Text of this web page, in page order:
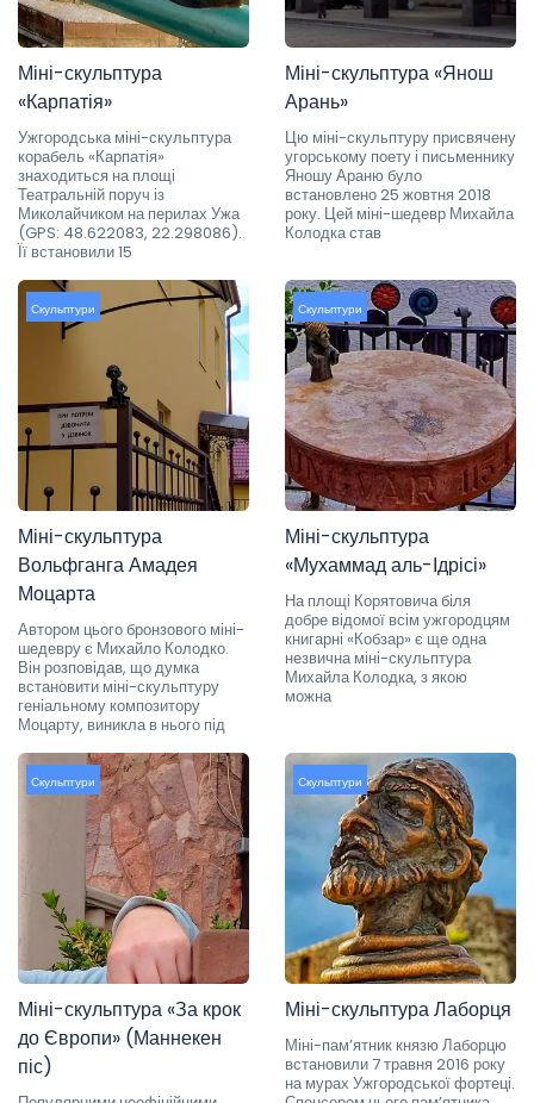
Міні-скульптура
«Карпатія»
Ужгородська міні-скульптура
корабель «Карпатія»
знаходиться на площі
Театральній поруч із
Миколайчиком на перилах Ужа
(GPS: 48.622083, 22.298086).
Її встановили 15
Міні-скульптура «Янош
Арань»
Цю міні-скульптуру присвячену
угорському поету і письменнику
Яношу Араню було
встановлено 25 жовтня 2018
року. Цей міні-шедевр Михайла
Колодка став
Скульптури
Міні-скульптура
Вольфганга Амадея
Моцарта
Автором цього бронзового міні-
шедевру є Михайло Колодко.
Він розповідав, що думка
встановити міні-скульптуру
геніальному композитору
Моцарту, виникла в нього під
Скульптури
Міні-скульптура
«Мухаммад аль-Ідрісі»
На площі Корятовича біля
добре відомої всім ужгородцям
книгарні «Кобзар» є ще одна
незвична міні-скульптура
Михайла Колодка, з якою
можна
Скульптури
Міні-скульптура «За крок
до Європи» (Маннекен
піс)
Скульптури
Міні-скульптура Лаборця
Міні-пам’ятник князю Лаборцю
встановили 7 травня 2016 року
на мурах Ужгородської фортеці.